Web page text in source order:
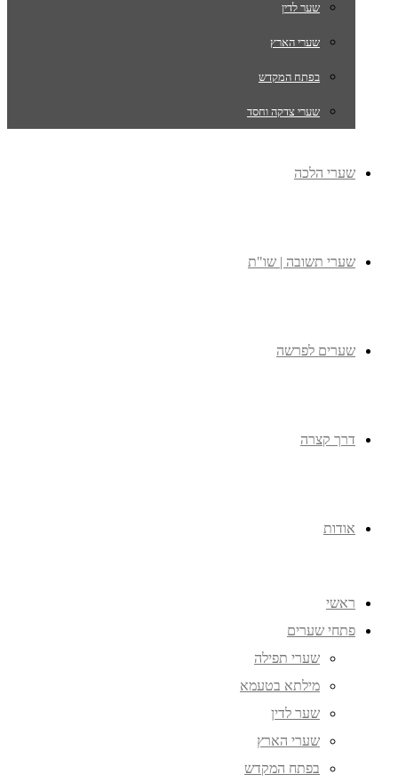
שער לדין
שערי הארץ
בפתח המקדש
שערי צדקה וחסד
שערי הלכה
שערי תשובה | שו"ת
שערים לפרשה
דרך קצרה
אודות
ראשי
פתחי שערים
שערי תפילה
מילתא בטעמא
שער לדין
שערי הארץ
בפתח המקדש